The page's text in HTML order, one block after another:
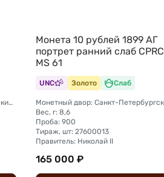
Монетный двор: Санкт-Петербургский монетный двор
Монета 10 рублей 1899 АГ
портрет ранний слаб CPRC
MS 61
UNC Золото Слаб
Вес, г: 8,6
Проба: 900
Тираж, шт: 27600013
Правитель: Николай II
165 000 ₽